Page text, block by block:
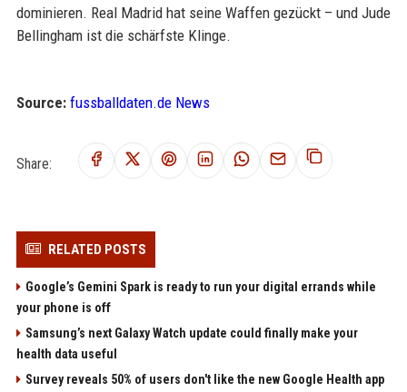
dominieren. Real Madrid hat seine Waffen gezückt – und Jude
Bellingham ist die schärfste Klinge.
Source: fussballdaten.de News
Share:
RELATED POSTS
Google’s Gemini Spark is ready to run your digital errands while
your phone is off
Samsung’s next Galaxy Watch update could finally make your
health data useful
Survey reveals 50% of users don't like the new Google Health app